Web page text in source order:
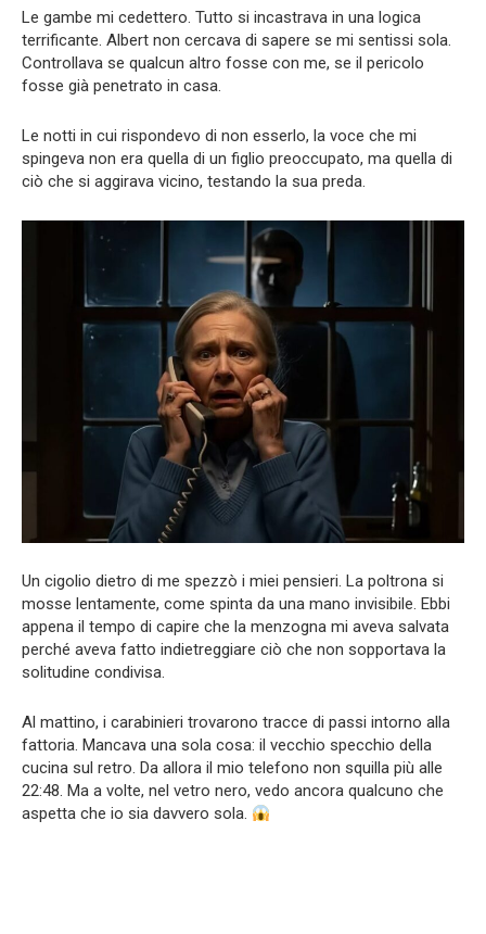
Le gambe mi cedettero. Tutto si incastrava in una logica
terrificante. Albert non cercava di sapere se mi sentissi sola.
Controllava se qualcun altro fosse con me, se il pericolo
fosse già penetrato in casa.
Le notti in cui rispondevo di non esserlo, la voce che mi
spingeva non era quella di un figlio preoccupato, ma quella di
ciò che si aggirava vicino, testando la sua preda.
Un cigolio dietro di me spezzò i miei pensieri. La poltrona si
mosse lentamente, come spinta da una mano invisibile. Ebbi
appena il tempo di capire che la menzogna mi aveva salvata
perché aveva fatto indietreggiare ciò che non sopportava la
solitudine condivisa.
Al mattino, i carabinieri trovarono tracce di passi intorno alla
fattoria. Mancava una sola cosa: il vecchio specchio della
cucina sul retro. Da allora il mio telefono non squilla più alle
22:48. Ma a volte, nel vetro nero, vedo ancora qualcuno che
aspetta che io sia davvero sola.